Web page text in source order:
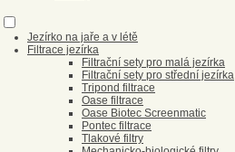
Jezírko na jaře a v létě
Filtrace jezírka
Filtrační sety pro malá jezírka
Filtrační sety pro střední jezírka
Tripond filtrace
Oase filtrace
Oase Biotec Screenmatic
Pontec filtrace
Tlakové filtry